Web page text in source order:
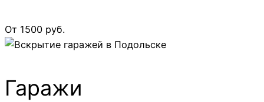
От 1500 руб.
Гаражи